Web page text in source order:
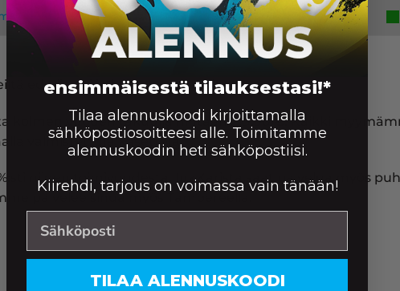
9500
edullisesti ja huippunopeasti!
kolmen vuoden takuulla hintaan 219.90 €. Kaikki
valmistettuja kasetteja.
niiden toimivuudesta. InkKarista saat palvelua myös
palvelee sinua myös Tampereella.
ensimmäisestä tilauksestasi!*
Tilaa alennuskoodi kirjoittamalla
sähköpostiosoitteesi alle. Toimitamme
alennuskoodin heti sähköpostiisi.
Kiirehdi, tarjous on voimassa vain tänään!
TILAA ALENNUSKOODI